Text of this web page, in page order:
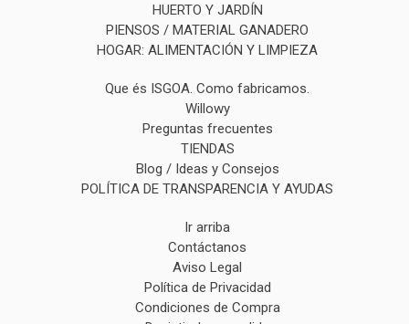
HUERTO Y JARDÍN
PIENSOS / MATERIAL GANADERO
HOGAR: ALIMENTACIÓN Y LIMPIEZA
Que és ISGOA. Como fabricamos.
Willowy
Preguntas frecuentes
TIENDAS
Blog / Ideas y Consejos
POLÍTICA DE TRANSPARENCIA Y AYUDAS
Ir arriba
Contáctanos
Aviso Legal
Política de Privacidad
Condiciones de Compra